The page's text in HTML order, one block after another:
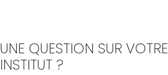
UNE QUESTION SUR VOTRE
INSTITUT ?